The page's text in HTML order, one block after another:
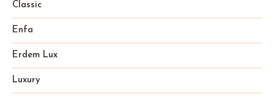
Classic
Enfa
Erdem Lux
Luxury